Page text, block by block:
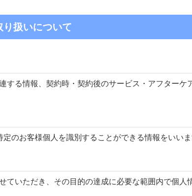
扱いについて
る情報、契約時・契約後のサービス・アフターケ
のお客様個人を識別することができる情報をいいま
いただき、その目的の達成に必要な範囲内で個人